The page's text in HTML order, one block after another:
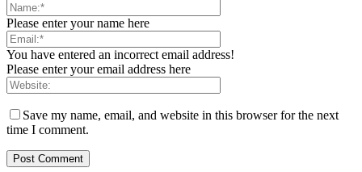
Please enter your name here
You have entered an incorrect email address!
Please enter your email address here
Save my name, email, and website in this browser for the next
time I comment.